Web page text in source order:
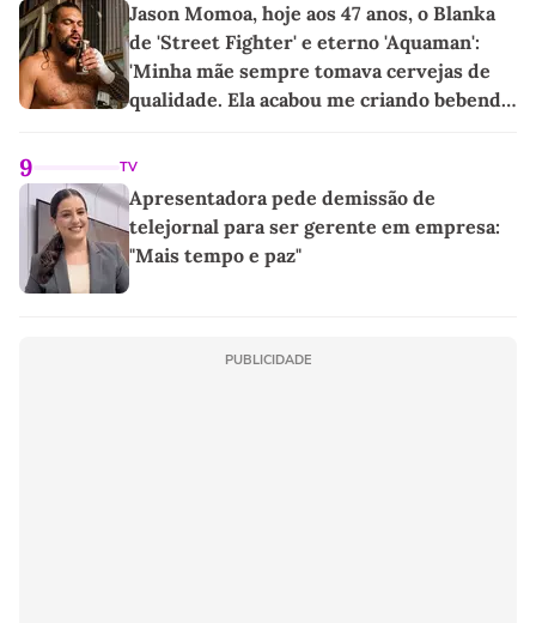
Jason Momoa, hoje aos 47 anos, o Blanka
de 'Street Fighter' e eterno 'Aquaman':
'Minha mãe sempre tomava cervejas de
qualidade. Ela acabou me criando bebendo
9 TV
Apresentadora pede demissão de
telejornal para ser gerente em empresa:
"Mais tempo e paz"
PUBLICIDADE